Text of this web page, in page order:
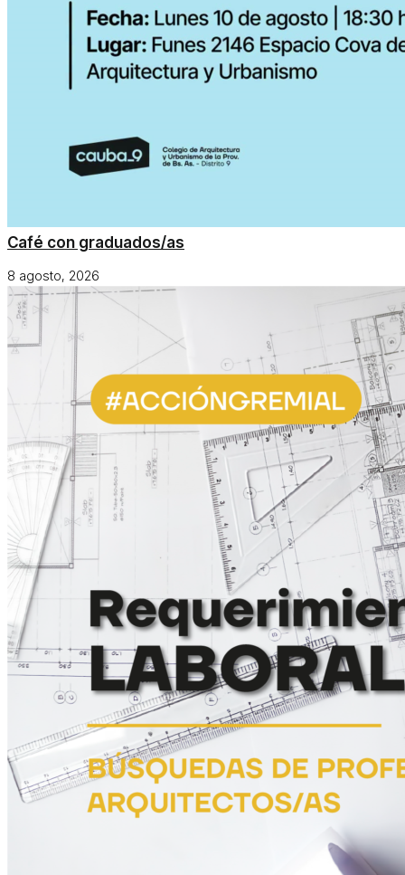
Café con graduados/as
8 agosto, 2026